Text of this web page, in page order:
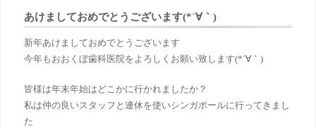
あけましておめでとうございます(*´∀｀)
新年あけましておめでとうございます
今年もおおくぼ歯科医院をよろしくお願い致します(*´∀｀)
皆様は年末年始はどこかに行かれましたか？
私は仲の良いスタッフと連休を使いシンガポールに行ってきまし
た